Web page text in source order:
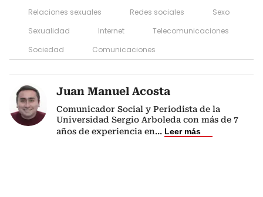
Relaciones sexuales Redes sociales
Sexo
Sexualidad
Internet
Telecomunicaciones
Sociedad
Comunicaciones
Juan Manuel Acosta
Comunicador Social y Periodista de la
Universidad Sergio Arboleda con más de 7
años de experiencia en... Leer más